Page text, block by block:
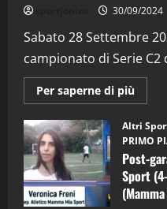
30/09/2024
Sabato 28 Settembre
campionato di Serie C2
Per saperne di più
Post-
gara
Melia
–
Mia
Sport
Altri
PRIMO
Post-
Sport
2 28/04/
3 21/04/